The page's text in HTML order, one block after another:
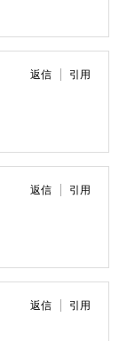
返信 引用
返信 引用
返信 引用